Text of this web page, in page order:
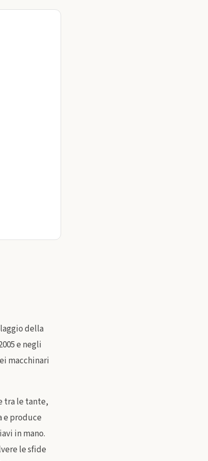
della
e negli
macchinari
tra le tante,
produce
in mano.
le sfide